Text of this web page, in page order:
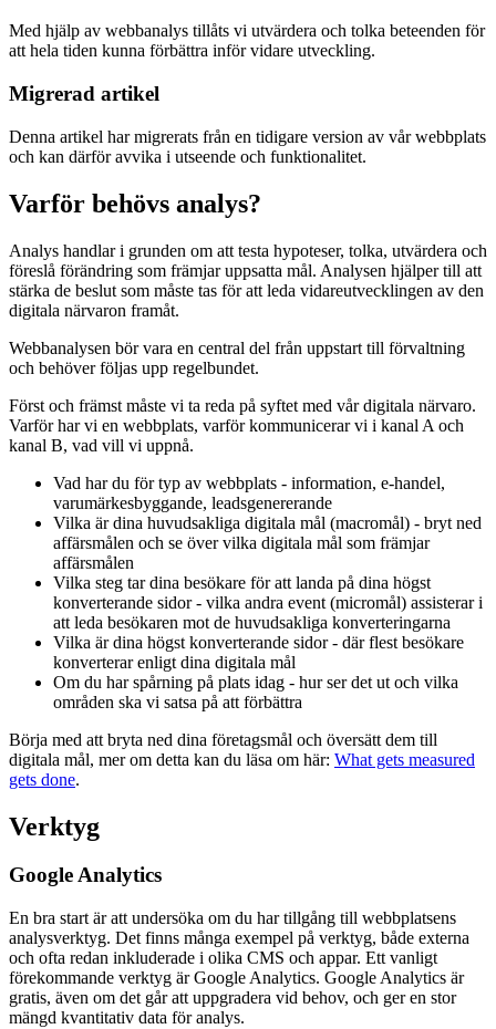
Med hjälp av webbanalys tillåts vi utvärdera och tolka beteenden för
att hela tiden kunna förbättra inför vidare utveckling.
Migrerad artikel
Denna artikel har migrerats från en tidigare version av vår webbplats
och kan därför avvika i utseende och funktionalitet.
Varför behövs analys?
Analys handlar i grunden om att testa hypoteser, tolka, utvärdera och
föreslå förändring som främjar uppsatta mål. Analysen hjälper till att
stärka de beslut som måste tas för att leda vidareutvecklingen av den
digitala närvaron framåt.
Webbanalysen bör vara en central del från uppstart till förvaltning
och behöver följas upp regelbundet.
Först och främst måste vi ta reda på syftet med vår digitala närvaro.
Varför har vi en webbplats, varför kommunicerar vi i kanal A och
kanal B, vad vill vi uppnå.
Vad har du för typ av webbplats - information, e-handel,
varumärkesbyggande, leadsgenererande
Vilka är dina huvudsakliga digitala mål (macromål) - bryt ned
affärsmålen och se över vilka digitala mål som främjar
affärsmålen
Vilka steg tar dina besökare för att landa på dina högst
konverterande sidor - vilka andra event (micromål) assisterar i
att leda besökaren mot de huvudsakliga konverteringarna
Vilka är dina högst konverterande sidor - där flest besökare
konverterar enligt dina digitala mål
Om du har spårning på plats idag - hur ser det ut och vilka
områden ska vi satsa på att förbättra
Börja med att bryta ned dina företagsmål och översätt dem till
digitala mål, mer om detta kan du läsa om här: What gets measured
gets done.
Verktyg
Google Analytics
En bra start är att undersöka om du har tillgång till webbplatsens
analysverktyg. Det finns många exempel på verktyg, både externa
och ofta redan inkluderade i olika CMS och appar. Ett vanligt
förekommande verktyg är Google Analytics. Google Analytics är
gratis, även om det går att uppgradera vid behov, och ger en stor
mängd kvantitativ data för analys.